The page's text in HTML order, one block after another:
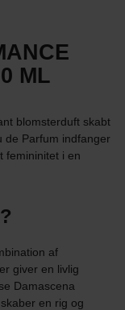
ML
blomsterduft skabt
de Parfum indfanger
femininitet i en
af
giver en livlig
Damascena
en rig og